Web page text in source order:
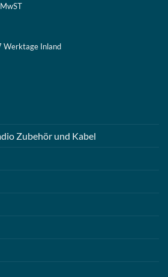
Werktage Inland
Zubehör und Kabel